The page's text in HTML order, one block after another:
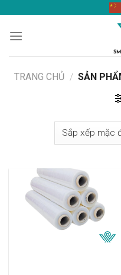
content
TRANG CHỦ / SẢN